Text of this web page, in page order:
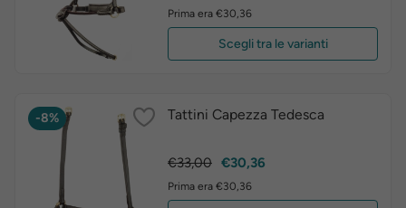
Prima era €30,36
Scegli tra le varianti
-8% Tattini Capezza Tedesca
Prezzo
€33,00 Prezzo
€30,36
Prima era €30,36